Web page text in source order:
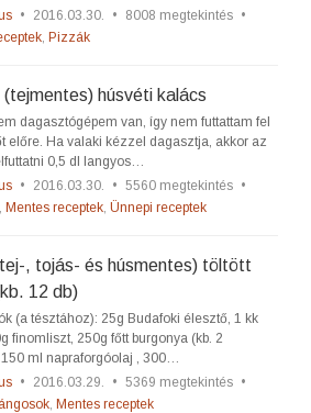
• 2016.03.30. • 8008 megtekintés •
, Pizzák
(tejmentes) húsvéti kalács
dagasztógépem van, így nem futtattam fel
előre. Ha valaki kézzel dagasztja, akkor az
0,5 dl langyos…
• 2016.03.30. • 5560 megtekintés •
, Mentes receptek, Ünnepi receptek
, tojás- és húsmentes) töltött
12 db)
(a tésztához): 25g Budafoki élesztő, 1 kk
finomliszt, 250g főtt burgonya (kb. 2
150 ml napraforgóolaj , 300…
• 2016.03.29. • 5369 megtekintés •
, Mentes receptek